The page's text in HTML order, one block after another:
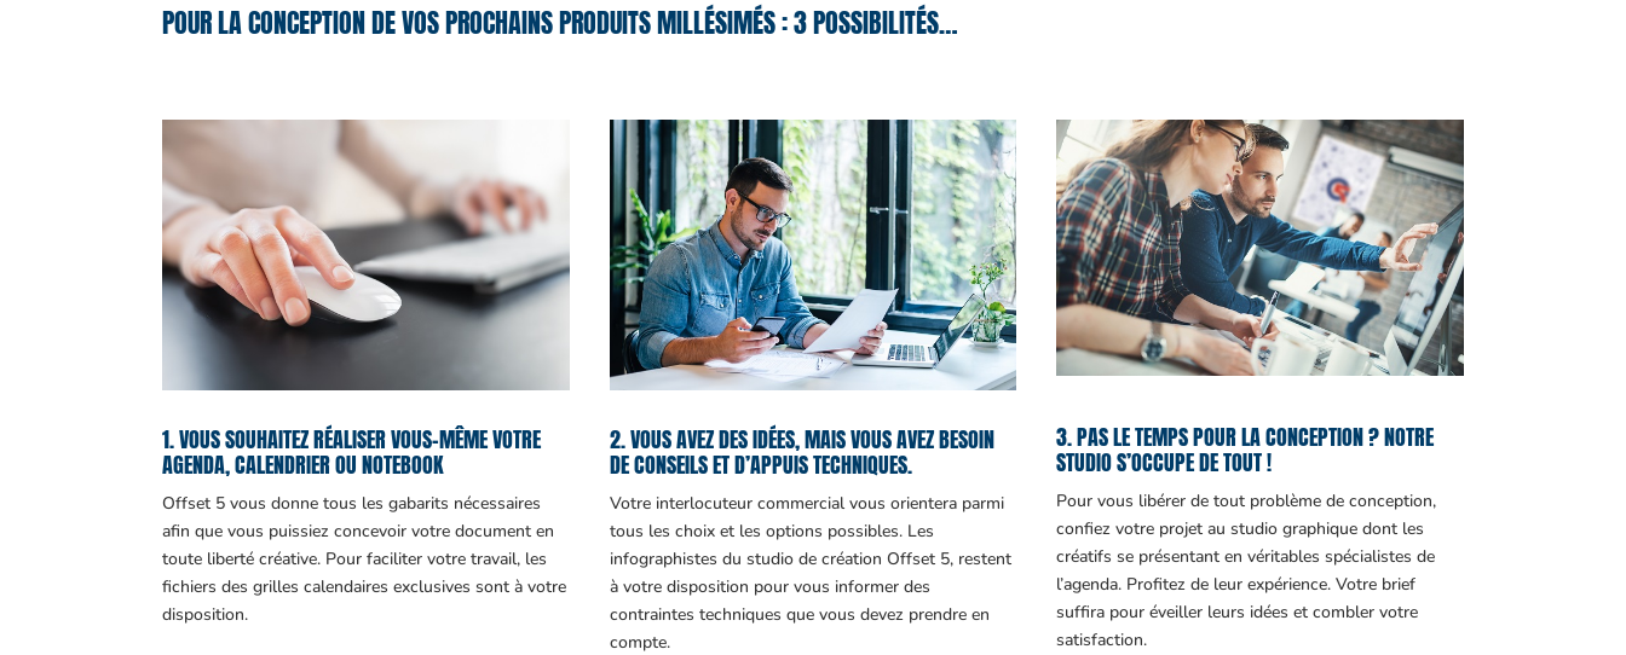
POUR LA CONCEPTION DE VOS PROCHAINS PRODUITS MILLÉSIMÉS : 3 POSSIBILITÉS…
1. VOUS SOUHAITEZ RÉALISER VOUS-MÊME VOTRE
AGENDA, CALENDRIER OU NOTEBOOK
Offset 5 vous donne tous les gabarits nécessaires
afin que vous puissiez concevoir votre document en
toute liberté créative. Pour faciliter votre travail, les
fichiers des grilles calendaires exclusives sont à votre
disposition.
2. VOUS AVEZ DES IDÉES, MAIS VOUS AVEZ BESOIN
DE CONSEILS ET D’APPUIS TECHNIQUES.
Votre interlocuteur commercial vous orientera parmi
tous les choix et les options possibles. Les
infographistes du studio de création Offset 5, restent
à votre disposition pour vous informer des
contraintes techniques que vous devez prendre en
compte.
3. PAS LE TEMPS POUR LA CONCEPTION ? NOTRE
STUDIO S’OCCUPE DE TOUT !
Pour vous libérer de tout problème de conception,
confiez votre projet au studio graphique dont les
créatifs se présentant en véritables spécialistes de
l’agenda. Profitez de leur expérience. Votre brief
suffira pour éveiller leurs idées et combler votre
satisfaction.